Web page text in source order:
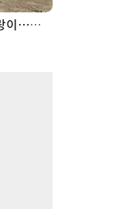
70년 만에 돌아온 시베리아호랑이…카자흐스탄 야생에 풀렸다